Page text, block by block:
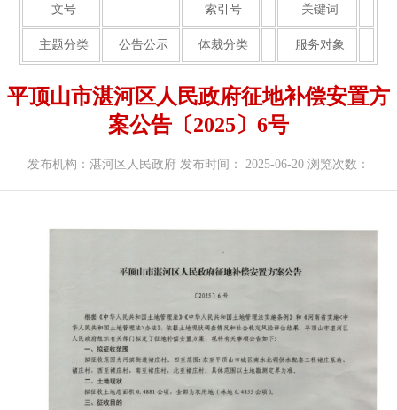
文号 索引号 关键词
主题分类 公告公示 体裁分类 服务对象
平顶山市湛河区人民政府征地补偿安置方
案公告〔2025〕6号
发布机构：湛河区人民政府 发布时间： 2025-06-20 浏览次数：